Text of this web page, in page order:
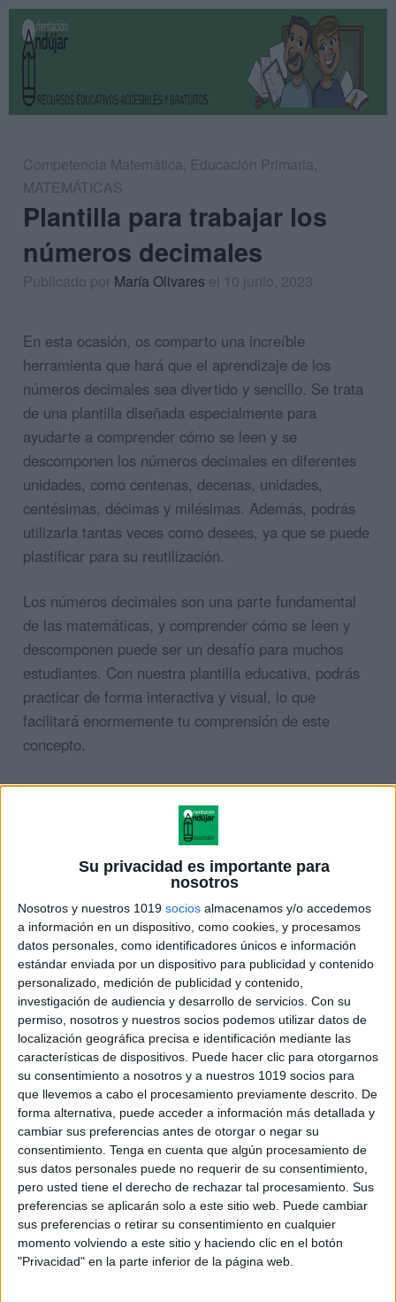
Su privacidad es importante para
nosotros
Nosotros y nuestros 1019 socios almacenamos y/o accedemos
a información en un dispositivo, como cookies, y procesamos
datos personales, como identificadores únicos e información
estándar enviada por un dispositivo para publicidad y contenido
personalizado, medición de publicidad y contenido,
investigación de audiencia y desarrollo de servicios. Con su
permiso, nosotros y nuestros socios podemos utilizar datos de
localización geográfica precisa e identificación mediante las
características de dispositivos. Puede hacer clic para otorgarnos
su consentimiento a nosotros y a nuestros 1019 socios para
que llevemos a cabo el procesamiento previamente descrito. De
forma alternativa, puede acceder a información más detallada y
cambiar sus preferencias antes de otorgar o negar su
consentimiento. Tenga en cuenta que algún procesamiento de
sus datos personales puede no requerir de su consentimiento,
pero usted tiene el derecho de rechazar tal procesamiento. Sus
preferencias se aplicarán solo a este sitio web. Puede cambiar
sus preferencias o retirar su consentimiento en cualquier
momento volviendo a este sitio y haciendo clic en el botón
"Privacidad" en la parte inferior de la página web.
Competencia Matemática, Educación Primaria,
MATEMÁTICAS
Plantilla para trabajar los
números decimales
Publicado por María Olivares el 10 junio, 2023
En esta ocasión, os comparto una increíble
herramienta que hará que el aprendizaje de los
números decimales sea divertido y sencillo. Se trata
de una plantilla diseñada especialmente para
ayudarte a comprender cómo se leen y se
descomponen los números decimales en diferentes
unidades, como centenas, decenas, unidades,
centésimas, décimas y milésimas. Además, podrás
utilizarla tantas veces como desees, ya que se puede
plastificar para su reutilización.
Los números decimales son una parte fundamental
de las matemáticas, y comprender cómo se leen y
descomponen puede ser un desafío para muchos
estudiantes. Con nuestra plantilla educativa, podrás
practicar de forma interactiva y visual, lo que
facilitará enormemente tu comprensión de este
concepto.
ÚNETE A NUESTRO GRUPO EXCLUSIVO DE
WHATSAPP